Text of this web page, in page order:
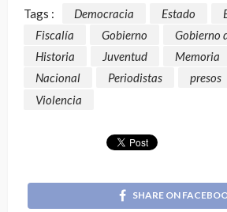
Tags : Democracia Estado
Fiscalía
Gobierno
Gobierno
Historia
Juventud Memoria
Nacional
Periodistas presos
Violencia
SHARE ON